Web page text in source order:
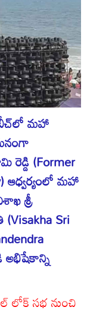
బీచ్‌లో మహా
రెడ్డి (Former
ఆధ్వర్యంలో మహా
శ్రీ
(Visakha Sri
అభిషేకాన్ని
లోక్ సభ నుంచి